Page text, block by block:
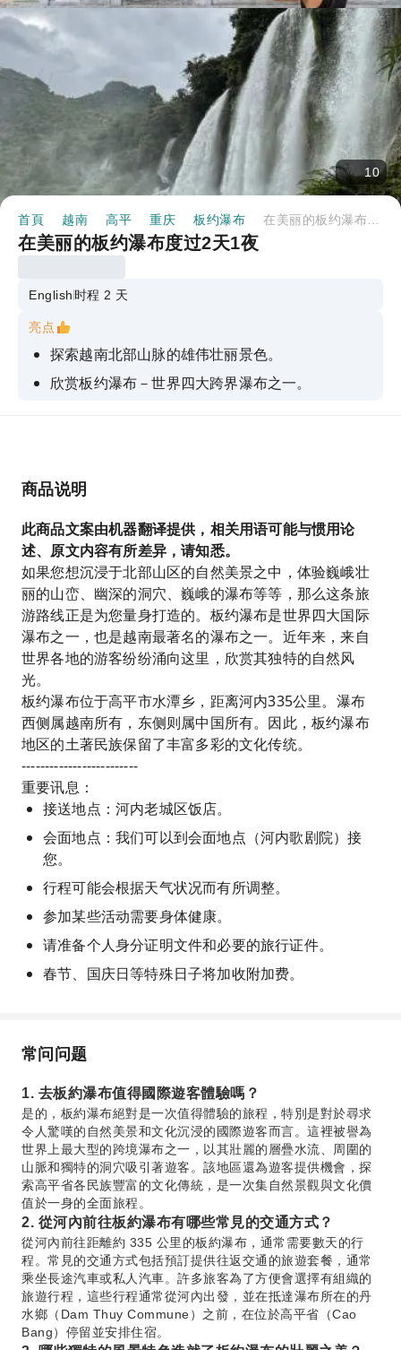
10
首頁 越南 高平 重庆 板约瀑布
在美丽的板约瀑布度过2天1夜
English 时程 2 天
亮点
探索越南北部山脉的雄伟壮丽景色。
欣赏板约瀑布－世界四大跨界瀑布之一。
体验丰富多样的自然风光，欣赏美丽的山脉、洞穴
一段将令人叹为观止的自然景观与独特的文化价值
这个热门旅游目的地以其原始而令人印象深刻的美
景，吸引了许多国际游客。
商品说明
此商品文案由机器翻译提供，相关用语可能与惯用论
述、原文内容有所差异，请知悉。
如果您想沉浸于北部山区的自然美景之中，体验巍峨壮
丽的山峦、幽深的洞穴、巍峨的瀑布等等，那么这条旅
游路线正是为您量身打造的。板约瀑布是世界四大国际
瀑布之一，也是越南最著名的瀑布之一。近年来，来自
世界各地的游客纷纷涌向这里，欣赏其独特的自然风
光。
板约瀑布位于高平市水潭乡，距离河内335公里。瀑布
西侧属越南所有，东侧则属中国所有。因此，板约瀑布
地区的土著民族保留了丰富多彩的文化传统。
-------------------------
重要讯息：
接送地点：河内老城区饭店。
会面地点：我们可以到会面地点（河内歌剧院）接
您。
行程可能会根据天气状况而有所调整。
参加某些活动需要身体健康。
请准备个人身分证明文件和必要的旅行证件。
春节、国庆日等特殊日子将加收附加费。
常问问题
1. 去板約瀑布值得國際遊客體驗嗎？
是的，板約瀑布絕對是一次值得體驗的旅程，特別是對於尋求
令人驚嘆的自然美景和文化沉浸的國際遊客而言。這裡被譽為
世界上最大型的跨境瀑布之一，以其壯麗的層疊水流、周圍的
山脈和獨特的洞穴吸引著遊客。該地區還為遊客提供機會，探
索高平省各民族豐富的文化傳統，是一次集自然景觀與文化價
值於一身的全面旅程。
2. 從河內前往板約瀑布有哪些常見的交通方式？
從河內前往距離約 335 公里的板約瀑布，通常需要數天的行
程。常見的交通方式包括預訂提供往返交通的旅遊套餐，通常
乘坐長途汽車或私人汽車。許多旅客為了方便會選擇有組織的
旅遊行程，這些行程通常從河內出發，並在抵達瀑布所在的丹
水鄉（Dam Thuy Commune）之前，在位於高平省（Cao
Bang）停留並安排住宿。